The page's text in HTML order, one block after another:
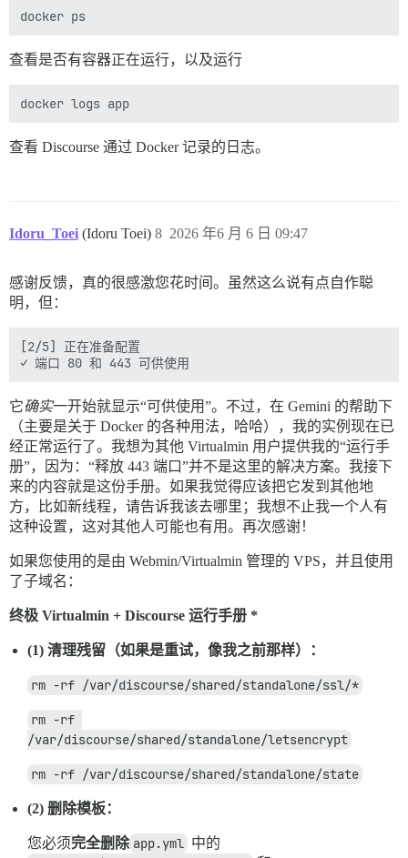
查看是否有容器正在运行，以及运行
查看 Discourse 通过 Docker 记录的日志。
Idoru_Toei (Idoru Toei) 2026 年6 月 6 日 09:47
8
感谢反馈，真的很感激您花时间。虽然这么说有点自作聪
明，但：
[2/5] 正在准备配置
它确实一开始就显示“可供使用”。不过，在 Gemini 的帮助下
（主要是关于 Docker 的各种用法，哈哈），我的实例现在已
经正常运行了。我想为其他 Virtualmin 用户提供我的“运行手
册”，因为：“释放 443 端口”并不是这里的解决方案。我接下
来的内容就是这份手册。如果我觉得应该把它发到其他地
方，比如新线程，请告诉我该去哪里；我想不止我一个人有
这种设置，这对其他人可能也有用。再次感谢！
如果您使用的是由 Webmin/Virtualmin 管理的 VPS，并且使用
了子域名：
终极 Virtualmin + Discourse 运行手册 *
(1) 清理残留（如果是重试，像我之前那样）：
rm -rf /var/discourse/shared/standalone/ssl/*
rm -rf
/var/discourse/shared/standalone/letsencrypt
rm -rf /var/discourse/shared/standalone/state
(2) 删除模板：
您必须完全删除 app.yml 中的